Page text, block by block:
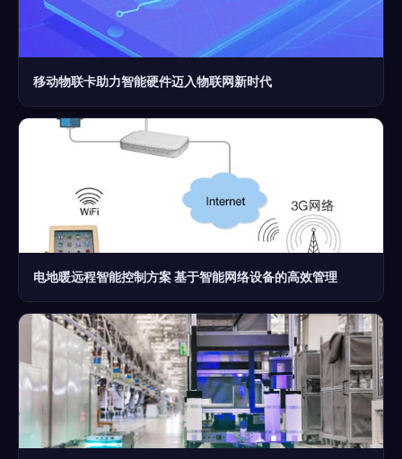
移动物联卡助力智能硬件迈入物联网新时代
电地暖远程智能控制方案 基于智能网络设备的高效管理